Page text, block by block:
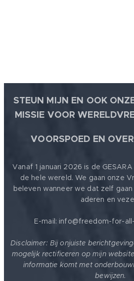
STEUN MIJN EN OOK
MISSIE VOOR
VOORSPOED EN
Vanaf 1 januari 2026 is de
de hele wereld. We gaan onze
beleven wanneer we dat zelf
aderen en
E-mail: info@freedom-for-
Disclaimer: Bij onjuiste
mogelijk rectificeren op mijn
informatie komt met
bewijzen.